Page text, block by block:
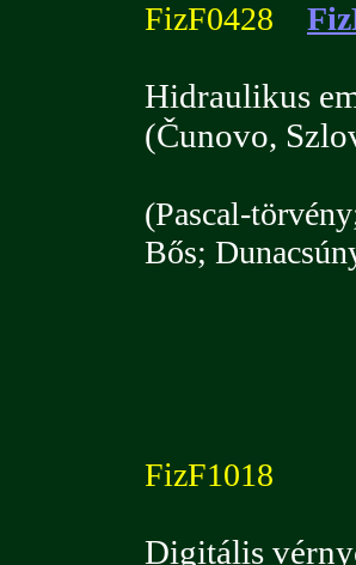
FizF0428
Hidraulikus
(Čunovo,
(Pascal-
Bős;
FizF1018
Digitális